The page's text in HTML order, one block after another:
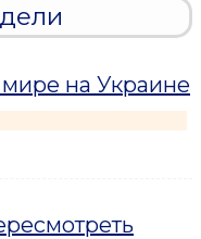
на Украине